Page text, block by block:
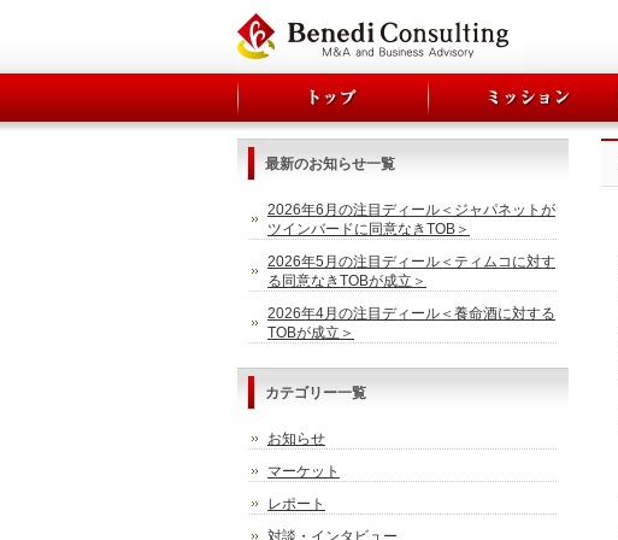
最新のお知らせ一覧
2026年6月の注目ディール＜ジャパネットが
ツインバードに同意なきTOB＞
2026年5月の注目ディール＜ティムコに対す
る同意なきTOBが成立＞
2026年4月の注目ディール＜養命酒に対する
TOBが成立＞
カテゴリー一覧
お知らせ
マーケット
レポート
対談・インタビュー